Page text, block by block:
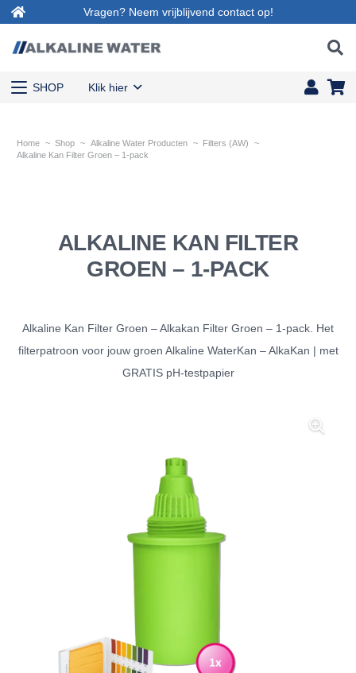
Vragen? Neem vrijblijvend contact op!
SHOP Klik hier
Home ~ Shop ~ Alkaline Water Producten ~ Filters (AW)
~
Alkaline Kan Filter Groen – 1-pack
ALKALINE KAN FILTER
GROEN – 1-PACK
Alkaline Kan Filter Groen – Alkakan Filter Groen – 1-pack. Het
filterpatroon voor jouw groen Alkaline WaterKan – AlkaKan | met
GRATIS pH-testpapier